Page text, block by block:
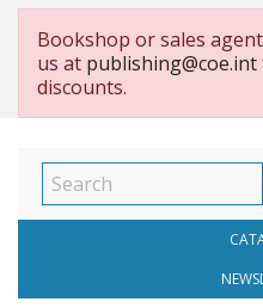
Bookshop or sales
us at publishing@coe.int
discounts.